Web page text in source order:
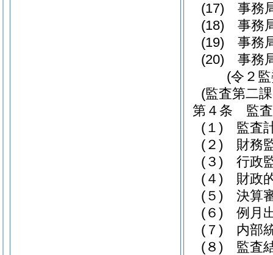
(17)
事務
(18)
事務
(19)
事務
(20)
事務
(令２
(監査第二
第４条
監
(１)
監査
(２)
財務
(３)
行政
(４)
財政
(５)
決算
(６)
例月
(７)
内部
(８)
監査